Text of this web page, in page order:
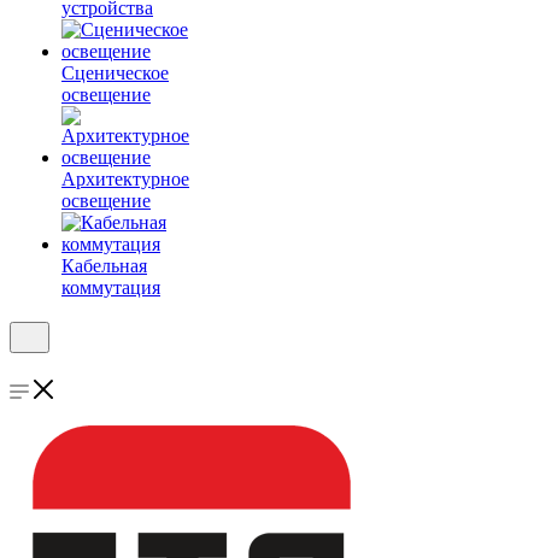
устройства
Сценическое
освещение
Архитектурное
освещение
Кабельная
коммутация